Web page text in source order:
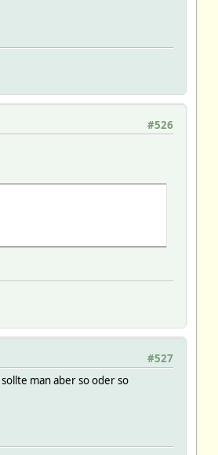
#526
#527
man aber so oder so